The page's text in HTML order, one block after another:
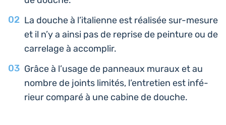
La douche à l’i­ta­lienne est réa­li­sée sur-mesure
et il n’y a ainsi pas de reprise de pein­ture ou de
car­re­lage à accomplir.
Grâce à l’usage de pan­neaux muraux et au
nombre de joints limités, l’entre­tien est infé­
rieur comparé à une cabine de douche.